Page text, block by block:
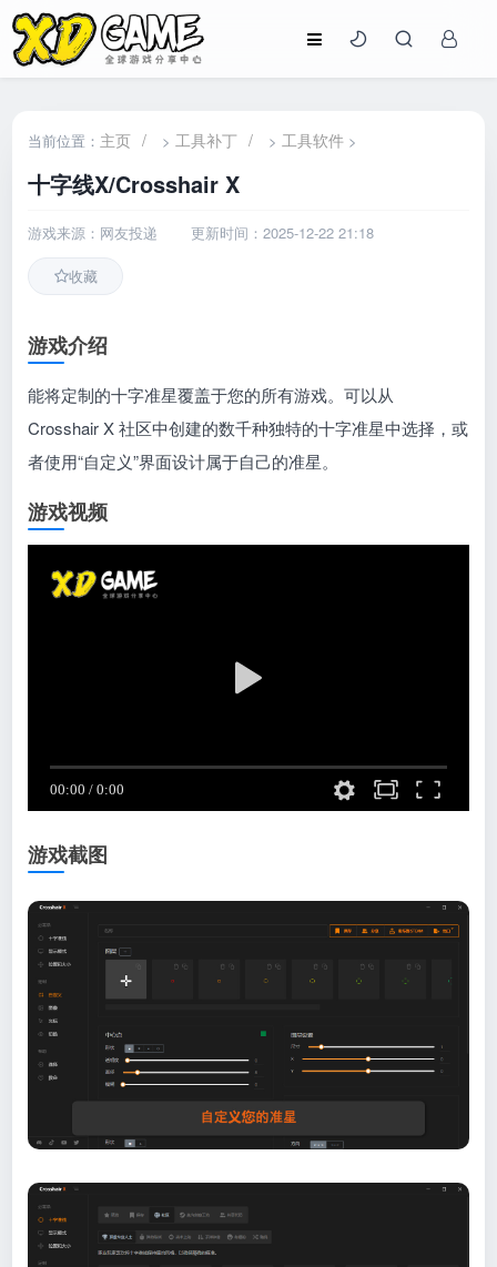
当前位置： 主页 / >工具补丁 / >工具软件 >
十字线X/Crosshair X
游戏来源：网友投递 更新时间：2025-12-22 21:18
收藏
游戏介绍
能将定制的十字准星覆盖于您的所有游戏。可以从
Crosshair X 社区中创建的数千种独特的十字准星中选择，或
者使用“自定义”界面设计属于自己的准星。
游戏视频
游戏截图